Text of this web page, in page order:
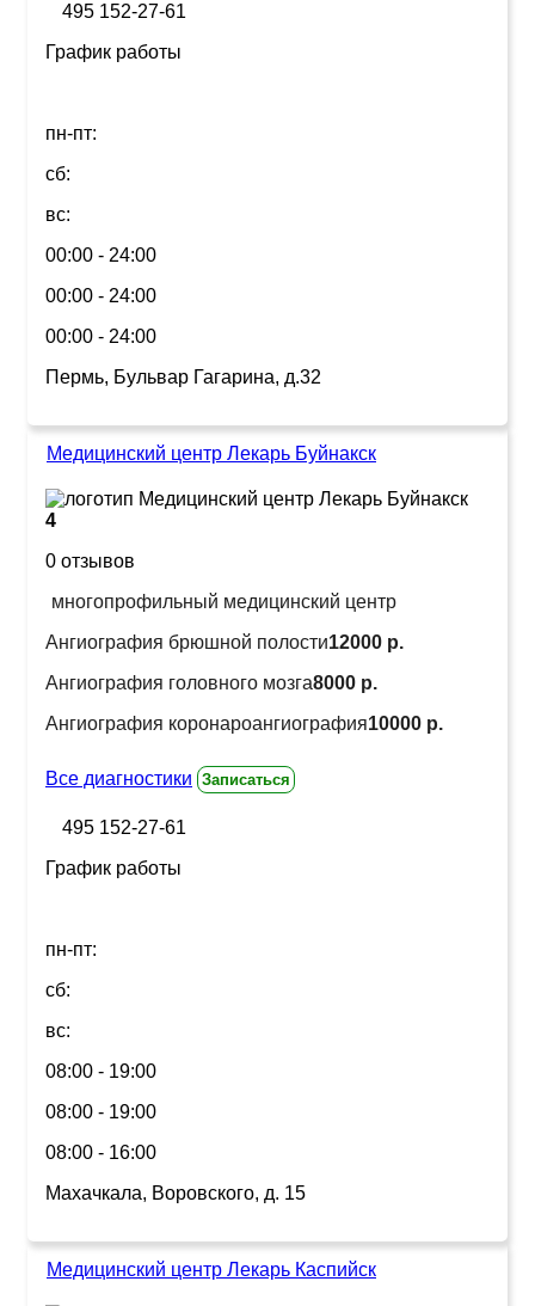
495 152-27-61
График работы
пн-пт:
сб:
вс:
00:00 - 24:00
00:00 - 24:00
00:00 - 24:00
Пермь, Бульвар Гагарина, д.32
Медицинский центр Лекарь Буйнакск
4
0 отзывов
многопрофильный медицинский центр
Ангиография брюшной полости12000 р.
Ангиография головного мозга8000 р.
Ангиография коронароангиография10000 р.
Все диагностики Записаться
495 152-27-61
График работы
пн-пт:
сб:
вс:
08:00 - 19:00
08:00 - 19:00
08:00 - 16:00
Махачкала, Воровского, д. 15
Медицинский центр Лекарь Каспийск